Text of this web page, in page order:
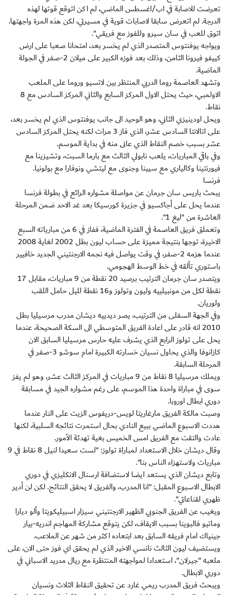
تعرضت للاصابة في اب/اغسطس الماضي، لم اكن اتوقع قوتها لهذه
الدرجة. لم اتعرض سابقا لاصابات قوية في مسيرتي، لكن هذه المرة واجهتها.
اتوق للعب في سان سيرو وللفوز مع فريقي".
ويواجه يوفنتوس المتصدر الذي لم يخسر بعد، امتحانا صعبا على ارض
كييفو فيرونا الثامن، وذلك بعد فوزه الكبير على ميلان 2-صفر في الجولة
الماضية.
وتشهد العاصمة روما الدربي المنتظر بين لاتسيو وروما على الملعب
الاولمبي، حيث يحتل الاول المركز السابع والثاني المركز السادس مع 8
نقاط.
ويحل اودينيزي الثاني، وهو الوحيد الى جانب يوفنتوس الذي لم يخسر بعد،
على اتالانتا السادس عشر، الذي فاز 3 مرات لكنه يحتل المركز السادس
عشر بسبب خصم النقاط الذي عانى منه في بداية الموسم.
وفي باقي المباريات، يلعب نابولي الثالث مع بارما السبت، وتشيزينا مع
فيورنتينا وكالياري مع سيينا وجنوى مع ليتشي ونوفارا مع بولونيا.
فرنسا
يبحث باريس سان جرمان عن مواصلة مشواره الرائع في بطولة فرنسا
عندما يحل على أجاكسيو في جزيرة كورسيكا بعد غد الاحد ضمن المرحلة
العاشرة من "ليغ 1".
وتعملق فريق العاصمة في الفترة الماضية، ففاز في 6 من مبارياته السبع
الاخيرة، توجها بنتيجة مميزة على حساب ليون بطل 2002 لغاية 2008
عندما هزمه 2-صفر، في وقت يواصل فيه نجمه الارجنتيني الجديد خافيير
باستوري تألقه في خط الوسط الهجومي.
ويتصدر سان جرمان الترتيب برصيد 20 نقطة من 9 مباريات، مقابل 17
نقطة لكل من مونبيلييه وليون وتولوز و16 نقطة لليل حامل اللقب
ولوريان.
وفي الجهة السفلى من الترتيب، يصر ديدييه ديشان مدرب مرسيليا بطل
2010 انه قادر على اعادة الفريق المتوسطي الى السكة الصحيحة، عندما
يحل على تولوز الرابع الذي يشرف عليه حارس مرسيليا السابق الان
كازانوفا والذي يحاول نسيان خسارته الكبيرة امام سوشو 3-صفر في
المرحلة السابقة.
ويملك مرسيليا 8 نقاط من 9 مباريات في المركز الثالث عشر، وهو لم يفز
سوى في مباراة واحدة هذا الموسم، على رغم مشواره الجيد في مسابقة
دوري ابطال اوروبا.
وصبت مالكة الفريق مارغاريتا لويس-دريفوس الزيت على النار عندما
هددت الاسبوع الماضي ببيع النادي بحال استمرت نتائجه السلبية، لكنها
عادت والتقت مع الفريق امس الخميس بغية تهدئة الأمور.
وقال ديشان خلال الاستعداد لمباراة تولوز: "لست سعيدا لنيل 8 نقاط في 9
مباريات ولاستهزاء الناس بنا".
وتابع ديشان الذي يستعد ايضا لاستضافة ارسنال الانكليزي في دوري
الابطال الاسبوع المقبل: "انا المدرب، والفريق لا يحقق النتائج. لكن لن أدير
ظهري لقناعاتي".
ويغيب عن الفريق الجنوبي الظهير الارجنتيني سيزار اسبيليكويتا وألو ديارا
وماتيو فالبوينا بسبب الايقاف، لكن يتوقع مشاركة المهاجم اندريه-بيار
جينياك امام فريقه السابق بعد ابتعاده اكثر من شهر عن الملاعب.
ويستضيف ليون الثالث نانسي الاخير الذي لم يحقق اي فوز حتى الان، على
ملعبه "جيرلان"، استعدادا لمواجهته المنتظرة مع ريال مدريد الاسباني في
دوري الابطال.
ويبحث فريق المدرب ريمي غارد عن تحقيق النقاط الثلاث ونسيان